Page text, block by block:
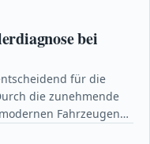
bei
für die
die zunehmende
Fahrzeugen